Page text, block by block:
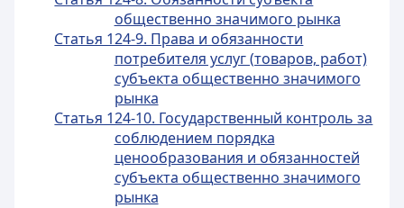
общественно значимого рынка
Статья 124-9. Права и обязанности
потребителя услуг (товаров, работ)
субъекта общественно значимого
рынка
Статья 124-10. Государственный контроль за
соблюдением порядка
ценообразования и обязанностей
субъекта общественно значимого
рынка